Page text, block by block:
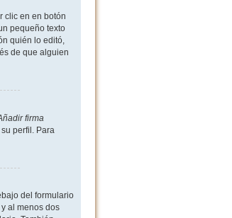
clic en en botón
pequeño texto
quién lo editó,
de que alguien
firma
perfil. Para
del formulario
al menos dos